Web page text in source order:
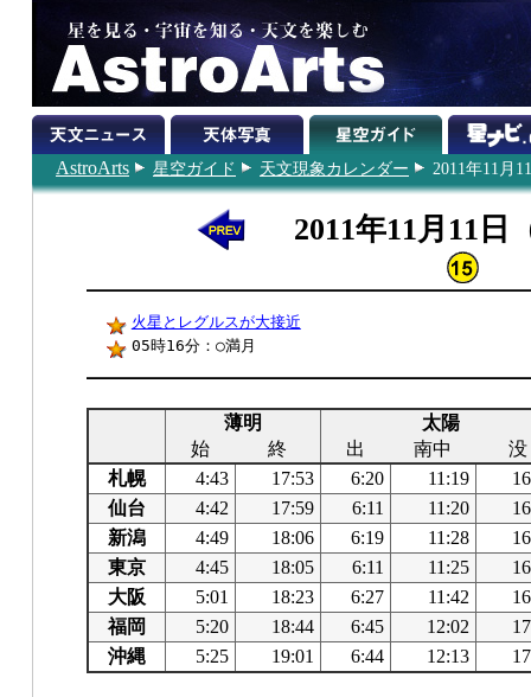
AstroArts 星空ガイド 天文現象カレンダー 2011年11月
2011年11月11日
火星とレグルスが大接近
05時16分：○満月
薄明
太陽
始
終 出 南中
没
札幌
4:43 17:53 6:20 11:19
仙台
4:42 17:59 6:11 11:20
新潟
4:49 18:06 6:19 11:28
東京
4:45 18:05 6:11 11:25
大阪
5:01 18:23 6:27 11:42
福岡
5:20 18:44 6:45 12:02
沖縄
5:25 19:01 6:44 12:13